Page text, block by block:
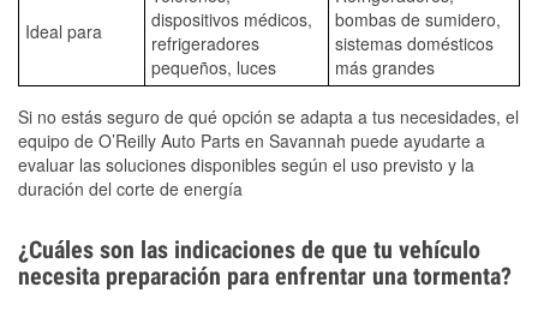
Ideal para
dispositivos médicos,
refrigeradores
pequeños, luces
bombas de sumidero,
sistemas domésticos
más grandes
Si no estás seguro de qué opción se adapta a tus necesidades, el
equipo de O’Reilly Auto Parts en Savannah puede ayudarte a
evaluar las soluciones disponibles según el uso previsto y la
duración del corte de energía
¿Cuáles son las indicaciones de que tu vehículo
necesita preparación para enfrentar una tormenta?